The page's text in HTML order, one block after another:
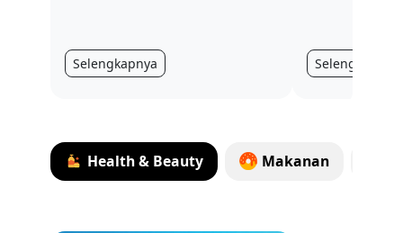
Selengkapnya Selengkapnya
Health & Beauty Makanan